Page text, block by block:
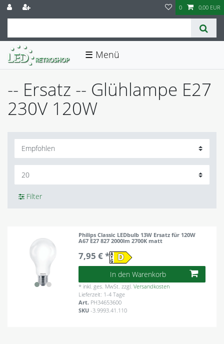
0 0,00 EUR
☰
-- Ersatz -- Glühlampe E27
230V 120W
Filter
Philips Classic LEDbulb 13W Ersatz für 120W
A67 E27 827 2000lm 2700K matt
7,95 € *
In den Warenkorb
* inkl. ges. MwSt. zzgl.Versandkosten
Lieferzeit: 1-4 Tage
Art. PH34653600
SKU-3.9993.41.110